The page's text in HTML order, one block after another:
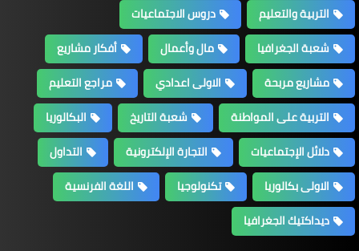
التربية والتعليم
دروس الاجتماعيات
شعبة الجغرافيا
مال وأعمال
أفكار مشاريع
مشاريع مربحة
الاولى اعدادي
مراجع التعليم
التربية على المواطنة
شعبة التاريخ
البكالوريا
دلائل الإجتماعيات
التجارة الإلكترونية
التداول
الاولى بكالوريا
تكنولوجيا
اللغة الفرنسية
ديداكتيك الجغرافيا